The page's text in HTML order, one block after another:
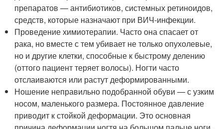
препаратов — антибиотиков, системных ретиноидов,
средств, которые назначают при ВИЧ-инфекции.
Проведение химиотерапии. Часто она спасает от
рака, но вместе с тем убивает не только опухолевые,
но и другие клетки, способные к быстрому делению
(оттого пациент теряет волосы). Ногти часто
отслаиваются или растут деформированными.
Ношение неправильно подобранной обуви — с узким
носом, маленького размера. Постоянное давление
приводит к стойкой деформации. Это основная